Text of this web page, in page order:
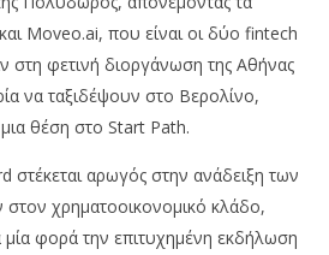
των νεοφυών
η Mastercard
οικονομία
Moveo.ai, που είναι οι δύο fintech
στη φετινή διοργάνωση της Αθήνας
να ταξιδέψουν στο Βερολίνο,
θέση στο Start Path.
στέκεται αρωγός στην ανάδειξη των
χρηματοοικονομικό κλάδο,
φορά την επιτυχημένη εκδήλωση